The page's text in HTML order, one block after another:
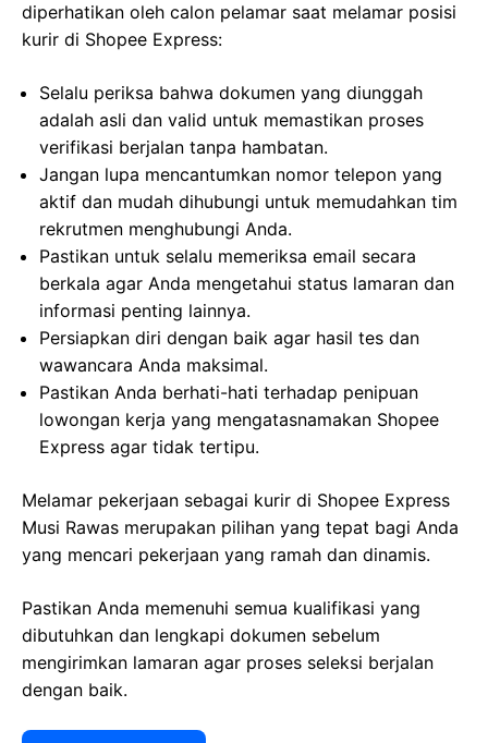
diperhatikan oleh calon pelamar saat melamar posisi
kurir di Shopee Express:
Selalu periksa bahwa dokumen yang diunggah
adalah asli dan valid untuk memastikan proses
verifikasi berjalan tanpa hambatan.
Jangan lupa mencantumkan nomor telepon yang
aktif dan mudah dihubungi untuk memudahkan tim
rekrutmen menghubungi Anda.
Pastikan untuk selalu memeriksa email secara
berkala agar Anda mengetahui status lamaran dan
informasi penting lainnya.
Persiapkan diri dengan baik agar hasil tes dan
wawancara Anda maksimal.
Pastikan Anda berhati-hati terhadap penipuan
lowongan kerja yang mengatasnamakan Shopee
Express agar tidak tertipu.
Melamar pekerjaan sebagai kurir di Shopee Express
Musi Rawas merupakan pilihan yang tepat bagi Anda
yang mencari pekerjaan yang ramah dan dinamis.
Pastikan Anda memenuhi semua kualifikasi yang
dibutuhkan dan lengkapi dokumen sebelum
mengirimkan lamaran agar proses seleksi berjalan
dengan baik.